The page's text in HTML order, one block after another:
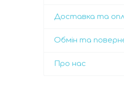
Доставка та
Обмін та
Про нас